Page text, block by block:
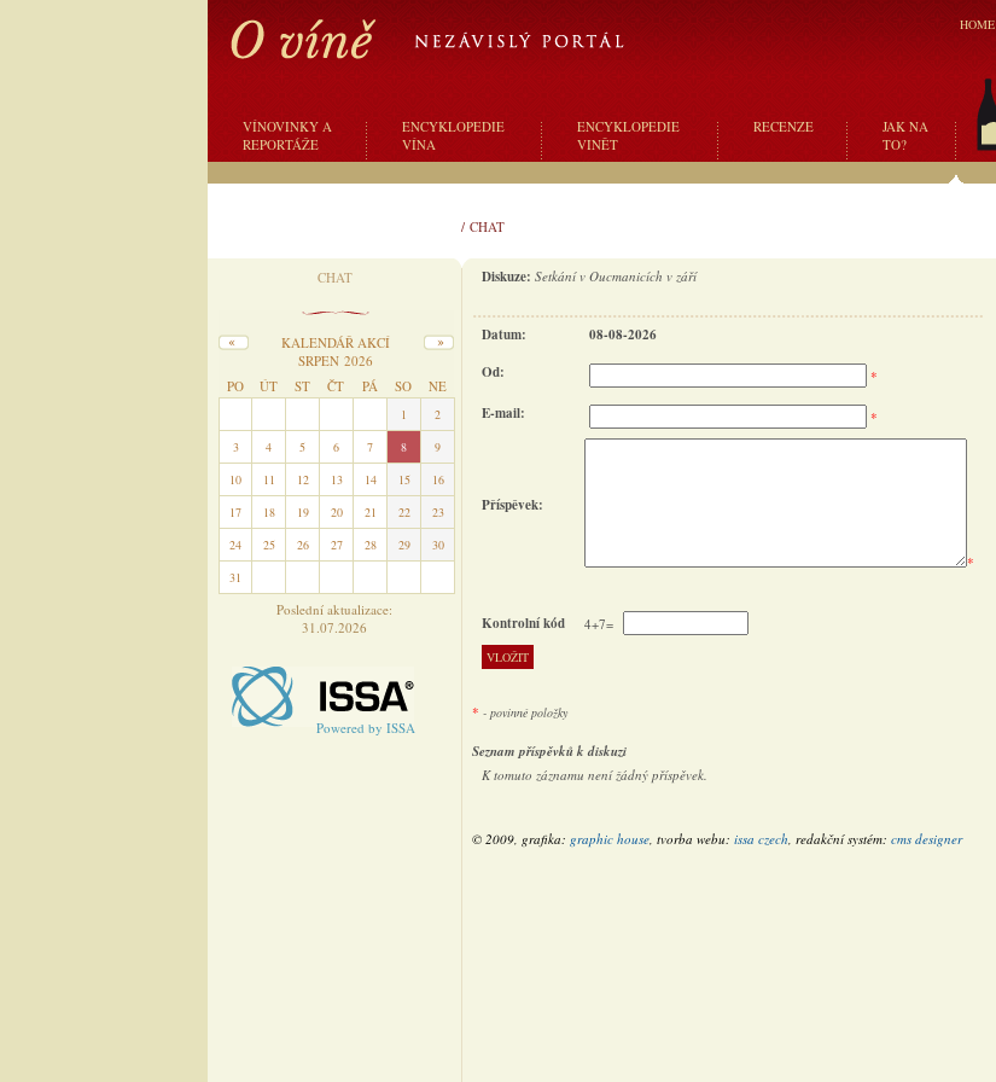
HOME
VÍNOVINKY A
REPORTÁŽE
ENCYKLOPEDIE
VÍNA
ENCYKLOPEDIE
VINĚT
RECENZE
JAK NA
TO?
/ CHAT
CHAT
KALENDÁŘ AKCÍ
SRPEN 2026
PO
ÚT ST ČT PÁ SO NE
1
2
3
4 5 6 7 8
9
10
11 12 13 14 15
16
17
18 19 20 21 22
23
24
25 26 27 28 29
30
31
Poslední aktualizace:
31.07.2026
Powered by ISSA
Diskuze: Setkání v Oucmanicích v září
Datum:
08-08-2026
Od:
*
E-mail: *
Příspěvek:
*
Kontrolní kód 4+7=
* - povinné položky
Seznam příspěvků k diskuzi
K tomuto záznamu není žádný příspěvek.
© 2009, grafika: graphic house, tvorba webu: issa czech, redakční systém: cms designer